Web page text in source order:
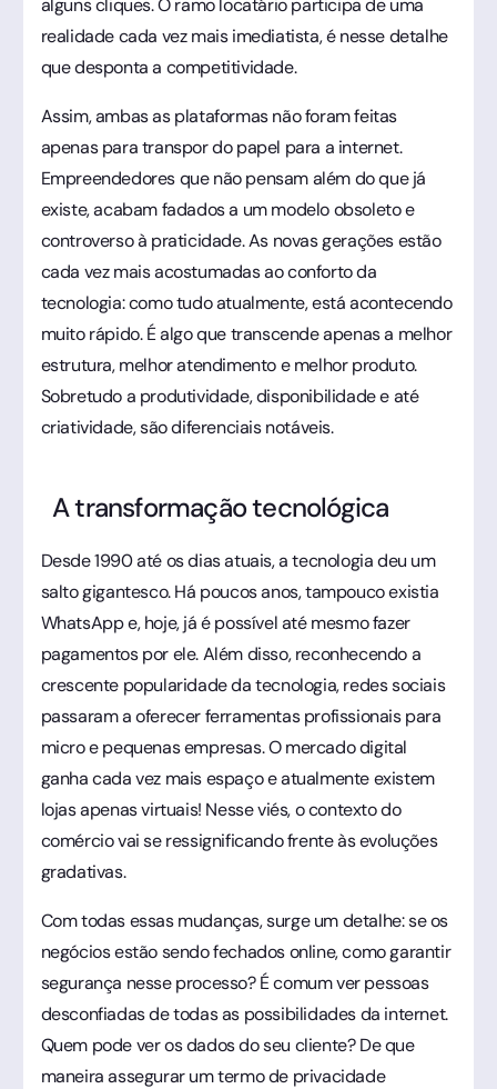
realidade cada vez mais imediatista, é nesse detalhe
que desponta a competitividade.
Assim, ambas as plataformas não foram feitas
apenas para transpor do papel para a internet.
Empreendedores que não pensam além do que já
existe, acabam fadados a um modelo obsoleto e
controverso à praticidade. As novas gerações estão
cada vez mais acostumadas ao conforto da
tecnologia: como tudo atualmente, está acontecendo
muito rápido. É algo que transcende apenas a melhor
estrutura, melhor atendimento e melhor produto.
Sobretudo a produtividade, disponibilidade e até
criatividade, são diferenciais notáveis.
A transformação tecnológica
Desde 1990 até os dias atuais, a tecnologia deu um
salto gigantesco. Há poucos anos, tampouco existia
WhatsApp e, hoje, já é possível até mesmo fazer
pagamentos por ele. Além disso, reconhecendo a
crescente popularidade da tecnologia, redes sociais
passaram a oferecer ferramentas profissionais para
micro e pequenas empresas. O mercado digital
ganha cada vez mais espaço e atualmente existem
lojas apenas virtuais! Nesse viés, o contexto do
comércio vai se ressignificando frente às evoluções
gradativas.
Com todas essas mudanças, surge um detalhe: se os
negócios estão sendo fechados online, como garantir
segurança nesse processo? É comum ver pessoas
desconfiadas de todas as possibilidades da internet.
Quem pode ver os dados do seu cliente? De que
maneira assegurar um termo de privacidade